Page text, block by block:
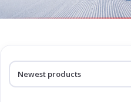
koopgidsen
Products